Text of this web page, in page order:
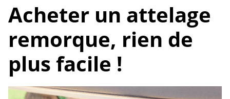
Acheter un attelage
remorque, rien de
plus facile !